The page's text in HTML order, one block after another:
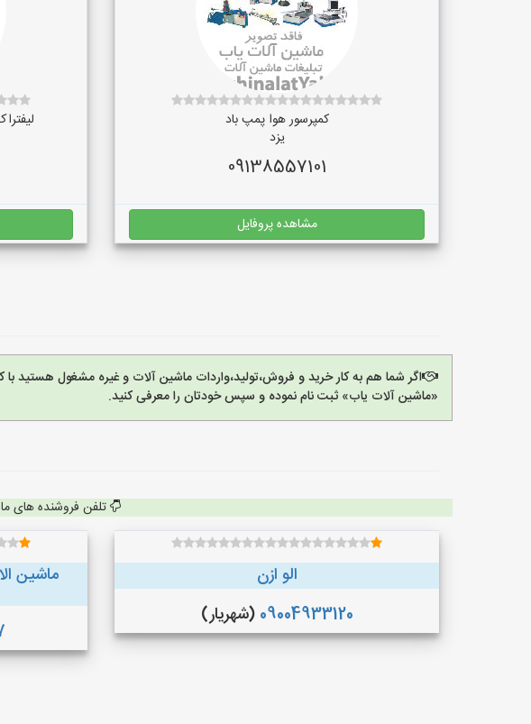
کمپرسور هوا پمپ باد
یزد
09138557101
مشاهده پروفایل
اگر شما هم به کار خرید و فروش،تولید،واردات ماشین آلات و غیره مشغول هستید
«ماشین آلات یاب» ثبت نام نموده و سپس خودتان را معرفی کنید.
تلفن فروشنده های
الو ازن
09004933120 (شهریار)
ماشین